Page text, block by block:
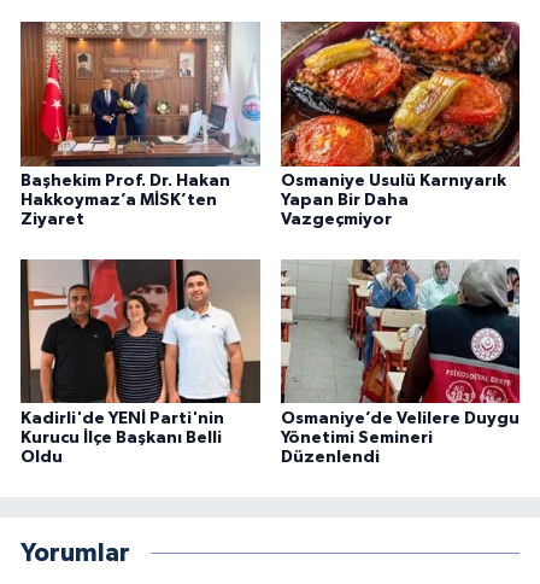
Başhekim Prof. Dr. Hakan
Hakkoymaz’a MİSK’ten
Ziyaret
Osmaniye Usulü Karnıyarık
Yapan Bir Daha
Vazgeçmiyor
Kadirli'de YENİ Parti'nin
Kurucu İlçe Başkanı Belli
Oldu
Osmaniye’de Velilere Duygu
Yönetimi Semineri
Düzenlendi
Yorumlar